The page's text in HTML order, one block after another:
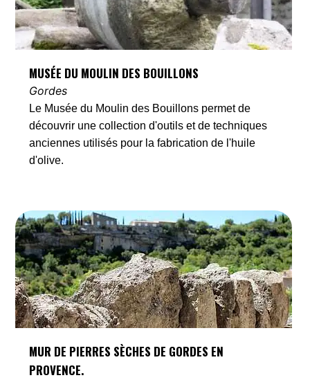
MUSÉE DU MOULIN DES BOUILLONS
Gordes
Le Musée du Moulin des Bouillons permet de
découvrir une collection d'outils et de techniques
anciennes utilisés pour la fabrication de l'huile
d'olive.
MUR DE PIERRES SÈCHES DE GORDES EN
PROVENCE.